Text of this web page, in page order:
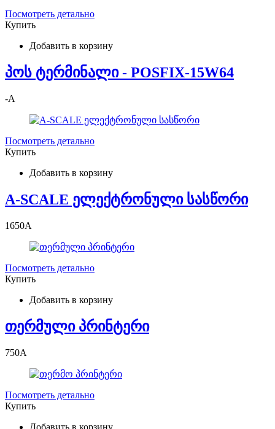
Посмотреть детально
Купить
Добавить в корзину
პოს ტერმინალი - POSFIX-15W64
-A
Посмотреть детально
Купить
Добавить в корзину
A-SCALE ელექტრონული სასწორი
1650A
Посмотреть детально
Купить
Добавить в корзину
თერმული პრინტერი
750A
Посмотреть детально
Купить
Добавить в корзину